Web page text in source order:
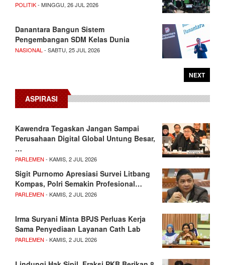
POLITIK- MINGGU, 26 JUL 2026
Danantara Bangun Sistem
Pengembangan SDM Kelas Dunia
NASIONAL - SABTU, 25 JUL 2026
NEXT
ASPIRASI
Kawendra Tegaskan Jangan Sampai
Perusahaan Digital Global Untung Besar,
…
PARLEMEN - KAMIS, 2 JUL 2026
Sigit Purnomo Apresiasi Survei Litbang
Kompas, Polri Semakin Profesional…
PARLEMEN - KAMIS, 2 JUL 2026
Irma Suryani Minta BPJS Perluas Kerja
Sama Penyediaan Layanan Cath Lab
PARLEMEN - KAMIS, 2 JUL 2026